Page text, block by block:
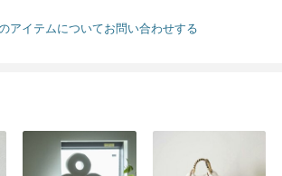
アイテムについてお問い合わせする